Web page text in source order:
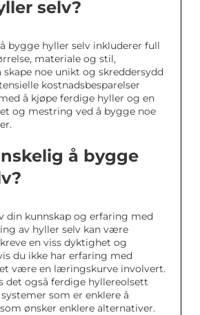
selv?
bygge hyller selv inkluderer full
materiale og stil,
noe unikt og skreddersydd
kostnadsbesparelser
å kjøpe ferdige hyller og en
og mestring ved å bygge noe
å bygge
din kunnskap og erfaring med
av hyller selv kan være
en viss dyktighet og
du ikke har erfaring med
være en læringskurve involvert.
det også ferdige hyllereolsett
som er enklere å
ønsker enklere alternativer.